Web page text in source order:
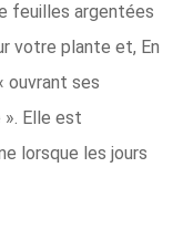
feuilles argentées
votre plante et, En
ouvrant ses
Elle est
lorsque les jours